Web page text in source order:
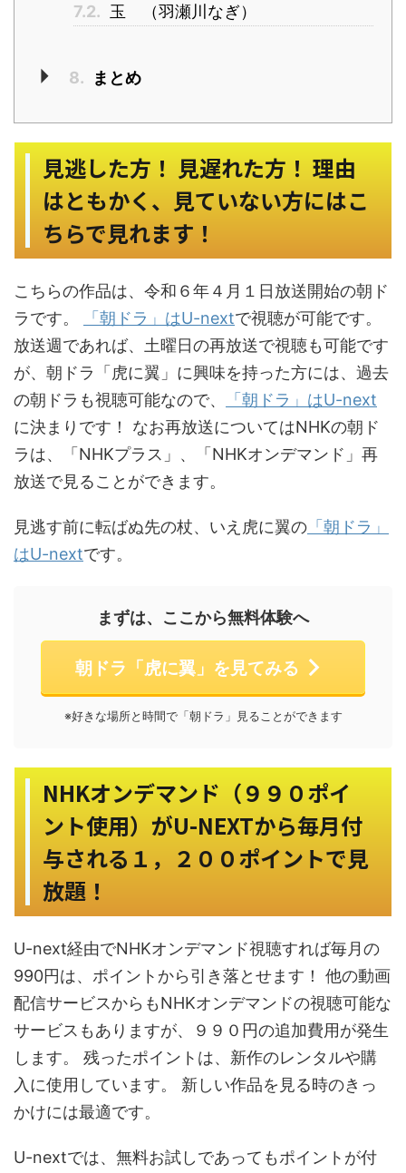
7.2. 玉 （羽瀬川なぎ）
8. まとめ
見逃した方！ 見遅れた方！ 理由
はともかく、見ていない方にはこ
ちらで見れます！
こちらの作品は、令和６年４月１日放送開始の朝ド
ラです。
「朝ドラ」はU-nextで視聴が可能です。
放送週であれば、土曜日の再放送で視聴も可能です
が、朝ドラ「虎に翼」に興味を持った方には、過去
の朝ドラも視聴可能なので、
「朝ドラ」はU-next
に決まりです！ なお再放送についてはNHKの朝ド
ラは、「NHKプラス」、「NHKオンデマンド」再
放送で見ることができます。
見逃す前に転ばぬ先の杖、いえ虎に翼の 「朝ドラ」
はU-nextです。
まずは、ここから無料体験へ
朝ドラ「虎に翼」を見てみる
※好きな場所と時間で「朝ドラ」見ることができます
NHKオンデマンド（９９０ポイ
ント使用）がU-NEXTから毎月付
与される１，２００ポイントで見
放題！
U-next経由でNHKオンデマンド視聴すれば毎月の
990円は、ポイントから引き落とせます！ 他の動画
配信サービスからもNHKオンデマンドの視聴可能な
サービスもありますが、９９０円の追加費用が発生
します。 残ったポイントは、新作のレンタルや購
入に使用しています。 新しい作品を見る時のきっ
かけには最適です。
U-nextでは、無料お試しであってもポイントが付